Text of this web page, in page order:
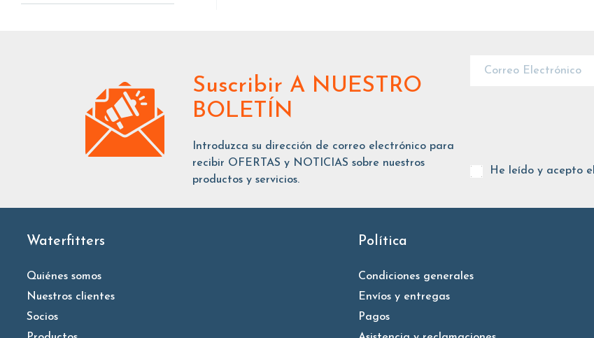
Suscribir A NUESTRO
BOLETÍN
Introduzca su dirección de correo electrónico para
recibir OFERTAS y NOTICIAS sobre nuestros
productos y servicios.
He leído y acepto el
Waterfitters
Quiénes somos
Nuestros clientes
Socios
Política
Condiciones generales
Envíos y entregas
Pagos